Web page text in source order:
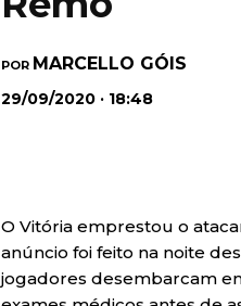
POR MARCELLO GÓIS
29/09/2020 · 18:48
O Vitória emprestou o
anúncio foi feito na noite
jogadores desembarcam